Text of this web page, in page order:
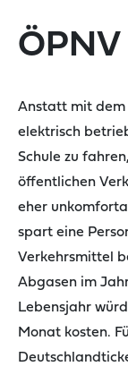
Anstatt mit dem
elektrisch
Schule zu fahren,
öffentlichen
eher
spart eine
Verkehrsmittel
Abgasen im Jahr
Lebensjahr
Monat kosten.